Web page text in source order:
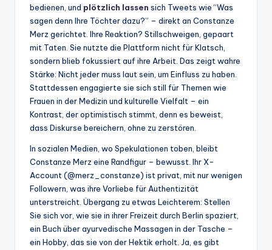
bedienen, und plötzlich lassen sich Tweets wie “Was
sagen denn Ihre Töchter dazu?” – direkt an Constanze
Merz gerichtet. Ihre Reaktion? Stillschweigen, gepaart
mit Taten. Sie nutzte die Plattform nicht für Klatsch,
sondern blieb fokussiert auf ihre Arbeit. Das zeigt wahre
Stärke: Nicht jeder muss laut sein, um Einfluss zu haben.
Stattdessen engagierte sie sich still für Themen wie
Frauen in der Medizin und kulturelle Vielfalt – ein
Kontrast, der optimistisch stimmt, denn es beweist,
dass Diskurse bereichern, ohne zu zerstören.
In sozialen Medien, wo Spekulationen toben, bleibt
Constanze Merz eine Randfigur – bewusst. Ihr X-
Account (@merz_constanze) ist privat, mit nur wenigen
Followern, was ihre Vorliebe für Authentizität
unterstreicht. Übergang zu etwas Leichterem: Stellen
Sie sich vor, wie sie in ihrer Freizeit durch Berlin spaziert,
ein Buch über ayurvedische Massagen in der Tasche –
ein Hobby, das sie von der Hektik erholt. Ja, es gibt